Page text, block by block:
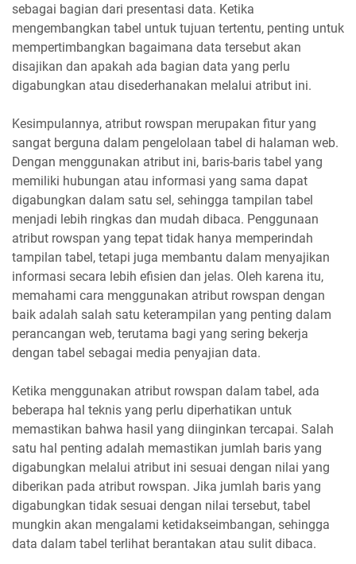
sebagai bagian dari presentasi data. Ketika
mengembangkan tabel untuk tujuan tertentu, penting untuk
mempertimbangkan bagaimana data tersebut akan
disajikan dan apakah ada bagian data yang perlu
digabungkan atau disederhanakan melalui atribut ini.
Kesimpulannya, atribut rowspan merupakan fitur yang
sangat berguna dalam pengelolaan tabel di halaman web.
Dengan menggunakan atribut ini, baris-baris tabel yang
memiliki hubungan atau informasi yang sama dapat
digabungkan dalam satu sel, sehingga tampilan tabel
menjadi lebih ringkas dan mudah dibaca. Penggunaan
atribut rowspan yang tepat tidak hanya memperindah
tampilan tabel, tetapi juga membantu dalam menyajikan
informasi secara lebih efisien dan jelas. Oleh karena itu,
memahami cara menggunakan atribut rowspan dengan
baik adalah salah satu keterampilan yang penting dalam
perancangan web, terutama bagi yang sering bekerja
dengan tabel sebagai media penyajian data.
Ketika menggunakan atribut rowspan dalam tabel, ada
beberapa hal teknis yang perlu diperhatikan untuk
memastikan bahwa hasil yang diinginkan tercapai. Salah
satu hal penting adalah memastikan jumlah baris yang
digabungkan melalui atribut ini sesuai dengan nilai yang
diberikan pada atribut rowspan. Jika jumlah baris yang
digabungkan tidak sesuai dengan nilai tersebut, tabel
mungkin akan mengalami ketidakseimbangan, sehingga
data dalam tabel terlihat berantakan atau sulit dibaca.